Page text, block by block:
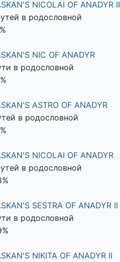
NICOLAI OF ANADYR II
в родословной
NIC OF ANADYR
в родословной
ASTRO OF ANADYR
в родословной
NICOLAI OF ANADYR
в родословной
SESTRA OF ANADYR II
в родословной
NIKITA OF ANADYR II